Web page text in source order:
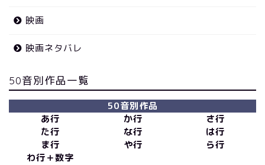
映画
映画ネタバレ
50音別作品一覧
50音別作品
あ行
か行
さ行
た行
な行
は行
ま行
や行
ら行
わ行＋数字